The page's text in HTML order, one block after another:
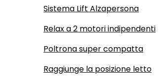
Sistema Lift Alzapersona
Relax a 2 motori indipendenti
Poltrona super compatta
Raggiunge la posizione letto